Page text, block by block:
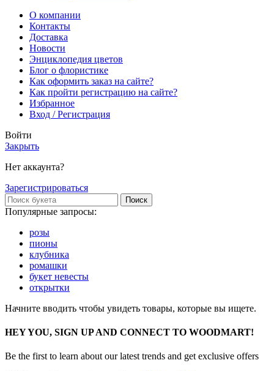
О компании
Контакты
Доставка
Новости
Энциклопедия цветов
Блог о флористике
Как оформить заказ на сайте?
Как пройти регистрацию на сайте?
Избранное
Вход / Регистрация
Войти
Закрыть
Нет аккаунта?
Зарегистрироваться
Поиск
Популярные запросы:
розы
пионы
клубника
ромашки
букет невесты
открытки
Начните вводить чтобы увидеть товары, которые вы ищете.
HEY YOU, SIGN UP AND CONNECT TO WOODMART!
Be the first to learn about our latest trends and get exclusive offers